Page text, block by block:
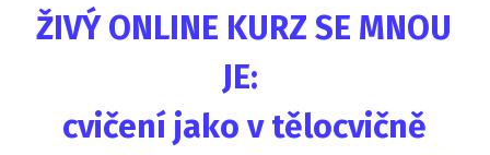
ŽIVÝ ONLINE KURZ SE MNOU
JE:
cvičení jako v tělocvičně